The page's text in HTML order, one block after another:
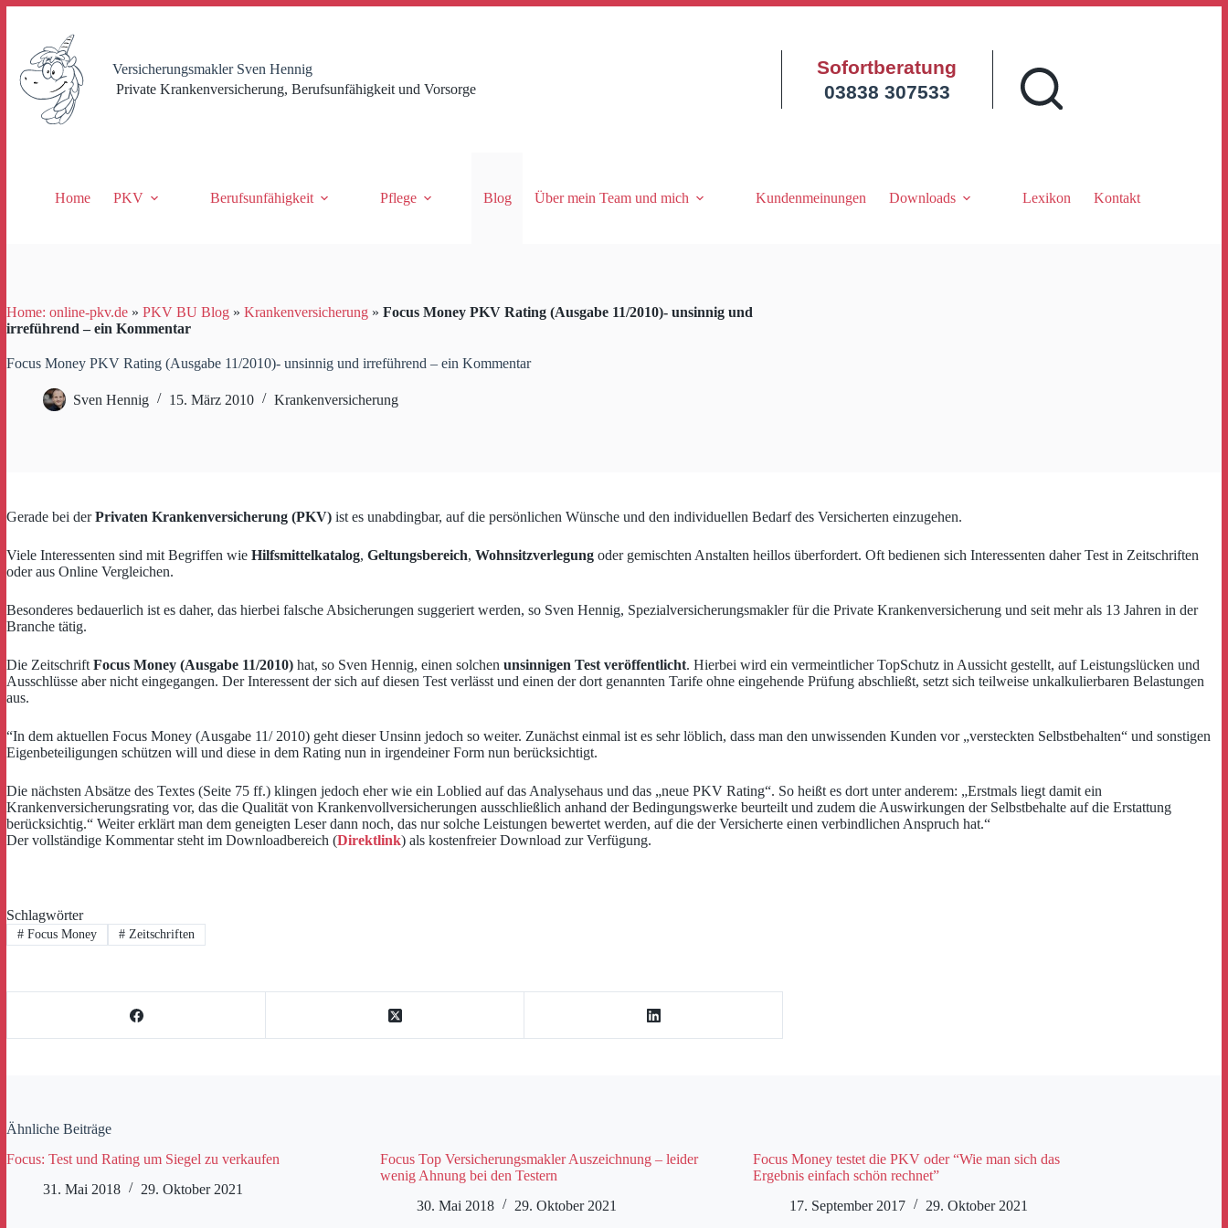
springen
Versicherungsmakler Sven Hennig
Private Krankenversicherung, Berufsunfähigkeit und Vorsorge
Sofortberatung
03838 307533
Home PKV Berufsunfähigkeit Pflege Blog Über mein Team und mich Kundenmeinungen Downloads Lexikon Kontakt
Home: online-pkv.de » PKV BU Blog » Krankenversicherung » Focus Money PKV Rating (Ausgabe 11/2010)- unsinnig und
irreführend – ein Kommentar
Focus Money PKV Rating (Ausgabe 11/2010)- unsinnig und irreführend – ein Kommentar
Sven Hennig 15. März 2010 Krankenversicherung
Gerade bei derPrivaten Krankenversicherung (PKV) ist es unabdingbar, auf die persönlichen Wünsche und den individuellen Bedarf des Versicherten einzugehen.
Viele Interessenten sind mit Begriffen wie Hilfsmittelkatalog, Geltungsbereich, Wohnsitzverlegung oder gemischten Anstalten heillos überfordert. Oft bedienen sich Interessenten daher Test in Zeitschriften
oder aus Online Vergleichen.
Besonderes bedauerlich ist es daher, das hierbei falsche Absicherungen suggeriert werden, so Sven Hennig, Spezialversicherungsmakler für die Private Krankenversicherung und seit mehr als 13 Jahren in der
Branche tätig.
Die Zeitschrift Focus Money (Ausgabe 11/2010) hat, so Sven Hennig, einen solchen unsinnigen Test veröffentlicht. Hierbei wird ein vermeintlicher TopSchutz in Aussicht gestellt, auf Leistungslücken und
Ausschlüsse aber nicht eingegangen. Der Interessent der sich auf diesen Test verlässt und einen der dort genannten Tarife ohne eingehende Prüfung abschließt, setzt sich teilweise unkalkulierbaren Belastungen
aus.
“In dem aktuellen Focus Money (Ausgabe 11/ 2010) geht dieser Unsinn jedoch so weiter. Zunächst einmal ist es sehr löblich, dass man den unwissenden Kunden vor „versteckten Selbstbehalten“ und sonstigen
Eigenbeteiligungen schützen will und diese in dem Rating nun in irgendeiner Form nun berücksichtigt.
Die nächsten Absätze des Textes (Seite 75 ff.) klingen jedoch eher wie ein Loblied auf das Analysehaus und das „neue PKV Rating“. So heißt es dort unter anderem: „Erstmals liegt damit ein
Krankenversicherungsrating vor, das die Qualität von Krankenvollversicherungen ausschließlich anhand der Bedingungswerke beurteilt und zudem die Auswirkungen der Selbstbehalte auf die Erstattung
berücksichtig.“ Weiter erklärt man dem geneigten Leser dann noch, das nur solche Leistungen bewertet werden, auf die der Versicherte einen verbindlichen Anspruch hat.“
Der vollständige Kommentar steht im Downloadbereich (Direktlink) als kostenfreier Download zur Verfügung.
Schlagwörter
#Focus Money #Zeitschriften
Ähnliche Beiträge
Focus: Test und Rating um Siegel zu verkaufen
31. Mai 2018
29. Oktober 2021
Focus Top Versicherungsmakler Auszeichnung – leider
wenig Ahnung bei den Testern
30. Mai 2018
29. Oktober 2021
Focus Money testet die PKV oder “Wie man sich das
Ergebnis einfach schön rechnet”
17. September 2017
29. Oktober 2021